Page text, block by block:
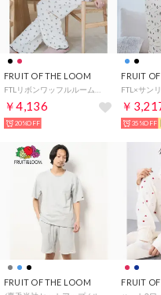
FRUIT OF THE LOOM
￥4,136
20%OFF
FRUIT
￥
35%OFF
FRUIT OF THE LOOM FRUIT